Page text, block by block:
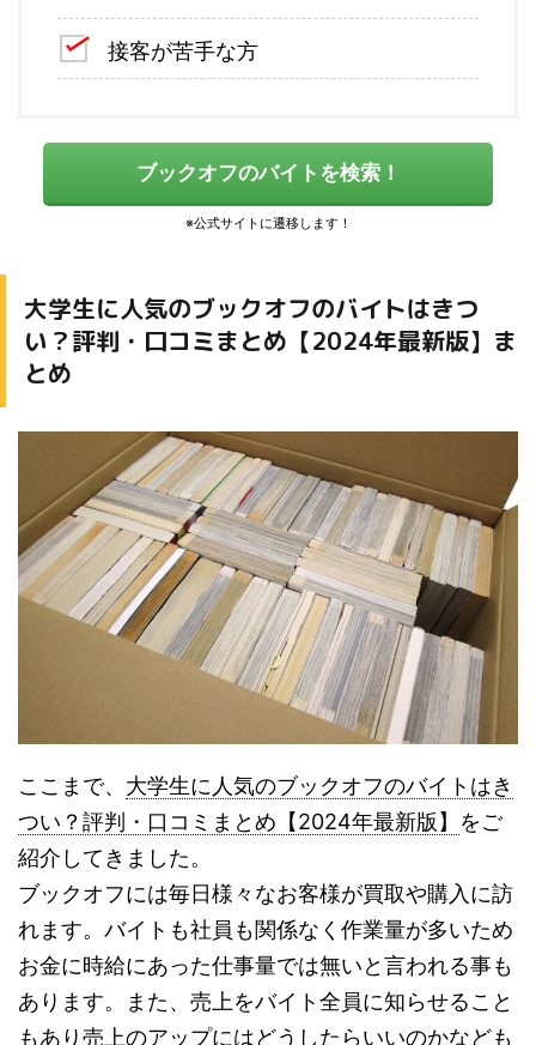
接客が苦手な方
ブックオフのバイトを検索！
大学生に人気のブックオフのバイトはきつ
い？評判・口コミまとめ【2024年最新版】ま
とめ
ここまで、 大学生に人気のブックオフのバイトはき
つい？評判・口コミまとめ【2024年最新版】 をご
紹介してきました。
ブックオフには毎日様々なお客様が買取や購入に訪
れます。バイトも社員も関係なく作業量が多いため
お金に時給にあった仕事量では無いと言われる事も
あります。また、売上をバイト全員に知らせること
もあり売上のアップにはどうしたらいいのかなども